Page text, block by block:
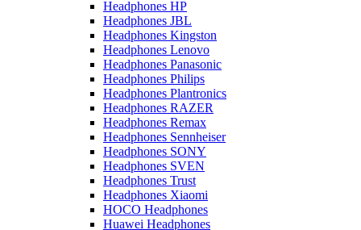
Headphones HP
Headphones JBL
Headphones Kingston
Headphones Lenovo
Headphones Panasonic
Headphones Philips
Headphones Plantronics
Headphones RAZER
Headphones Remax
Headphones Sennheiser
Headphones SONY
Headphones SVEN
Headphones Trust
Headphones Xiaomi
HOCO Headphones
Huawei Headphones